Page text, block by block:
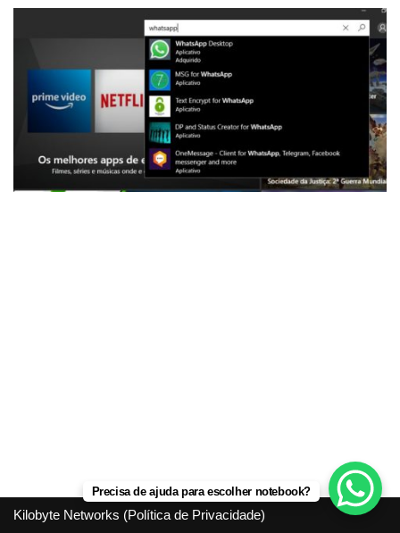
Kilobyte Networks (Política de Privacidade)
Precisa de ajuda para escolher notebook?